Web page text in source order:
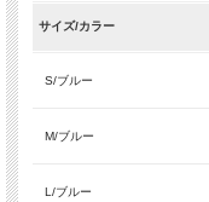
サイズ/カラー
S/ブルー
M/ブルー
L/ブルー